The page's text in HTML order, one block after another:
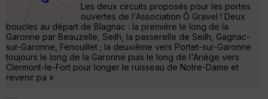
Les deux circuits proposés pour les portes
ouvertes de l'Association Ô Gravel ! Deux
boucles au départ de Blagnac : la première le long de la
Garonne par Beauzelle, Seilh, la passerelle de Seilh, Gagnac-
sur-Garonne, Fenouillet ; la deuxième vers Portet-sur-Garonne
toujours le long de la Garonne puis le long de l'Ariège vers
Clermont-le-Fort pour longer le ruisseau de Notre-Dame et
revenir pa »